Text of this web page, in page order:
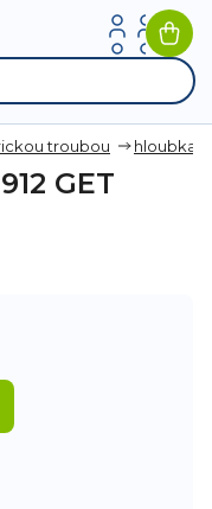
troubou hloubka
GET